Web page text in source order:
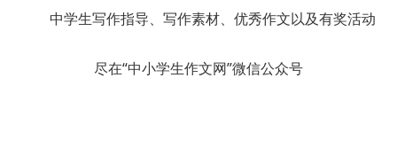
中学生写作指导、写作素材、优秀作文以及有奖活动
尽在“中小学生作文网”微信公众号